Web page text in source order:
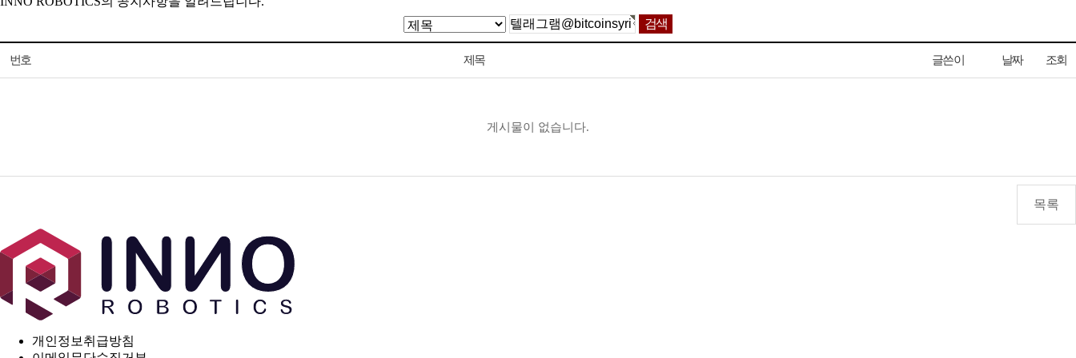
번호 제목 글쓴이 날짜 조회
게시물이 없습니다.
목록
개인정보취급방침